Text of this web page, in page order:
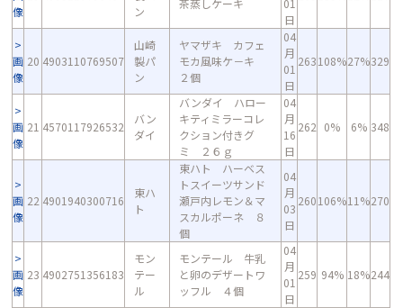
像
ン
茶蒸しケーキ
01
日
画
像
20 4903110769507
山崎
製パ
ン
ヤマザキ カフェ
モカ風味ケ－キ
２個
04
月
01
日
263108%27%329
画
像
21 4570117926532
バン
ダイ
バンダイ ハロー
キティミラーコレ
クション付きグ
ミ ２６ｇ
04
月
16
日
262 0% 6% 348
画
像
22 4901940300716
東ハ
ト
東ハト ハーベス
トスイーツサンド
瀬戸内レモン＆マ
スカルポーネ ８
個
04
月
03
日
260106%11%270
画
像
23 4902751356183
モン
テー
ル
モンテール 牛乳
と卵のデザートワ
ッフル ４個
04
月
01
日
259 94% 18%244